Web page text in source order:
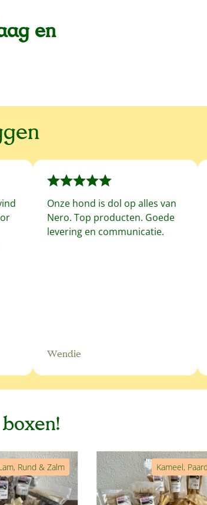
en
Onze hond is dol op alles van
Nero. Top producten. Goede
levering en communicatie.
Wendie
Rund & Zalm Kameel,